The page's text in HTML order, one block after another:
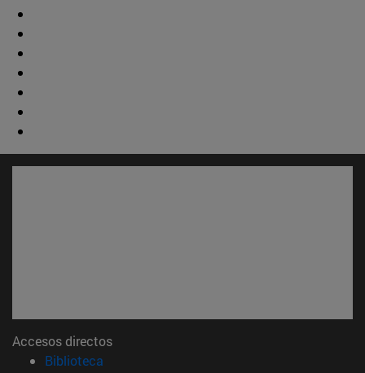
Accesos directos
Biblioteca